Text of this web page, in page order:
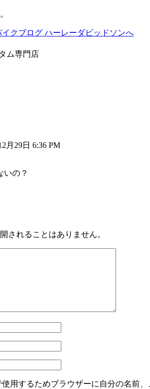
ム専門店
月29日 6:36 PM
いの？
されることはありません。
用するためブラウザーに自分の名前